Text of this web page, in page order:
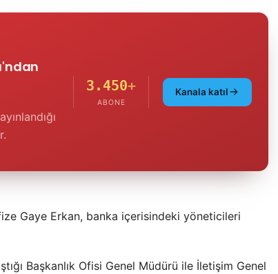
3.450+
ABONE
Kanala katıl
Gaye Erkan, banka içerisindeki yöneticileri
Başkanlık Ofisi Genel Müdürü ile İletişim Genel